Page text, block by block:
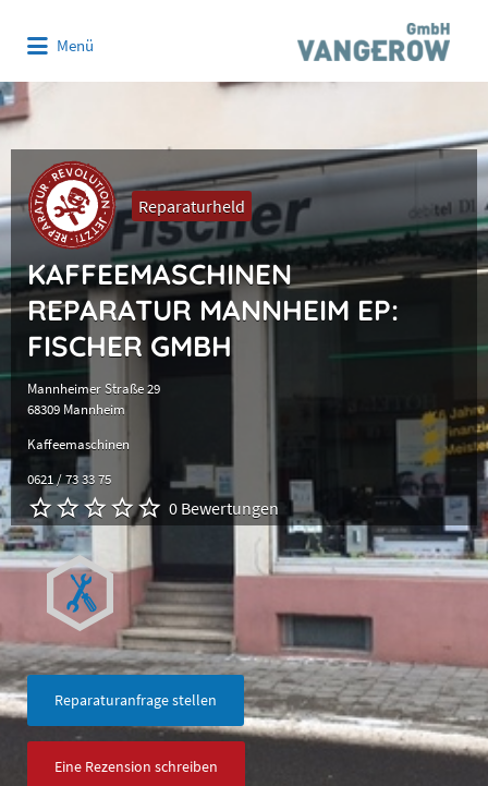
Menü
Reparaturheld
KAFFEEMASCHINEN
REPARATUR MANNHEIM EP:
FISCHER GMBH
Mannheimer Straße 29
68309 Mannheim
Kaffeemaschinen
0621 / 73 33 75
0 Bewertungen
Reparaturanfrage stellen
Eine Rezension schreiben